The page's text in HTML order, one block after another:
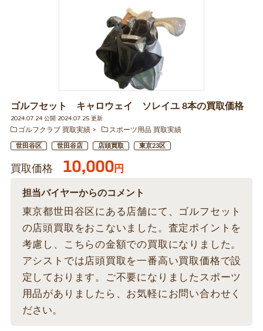
ゴルフセット キャロウェイ ソレイユ 8本の買取価格
2024.07.24 公開 2024.07.25 更新
ゴルフクラブ 買取実績
スポーツ用品 買取実績
世田谷区 世田谷店 店頭買取 東京23区
買取価格 10,000円
担当バイヤーからのコメント
東京都世田谷区にある店舗にて、ゴルフセット
の店頭買取をおこないました。査定ポイントを
考慮し、こちらの金額での買取になりました。
アシストでは店頭買取を一番高い買取価格で設
定しております。ご不要になりましたスポーツ
用品がありましたら、お気軽にお問い合わせく
ださい。